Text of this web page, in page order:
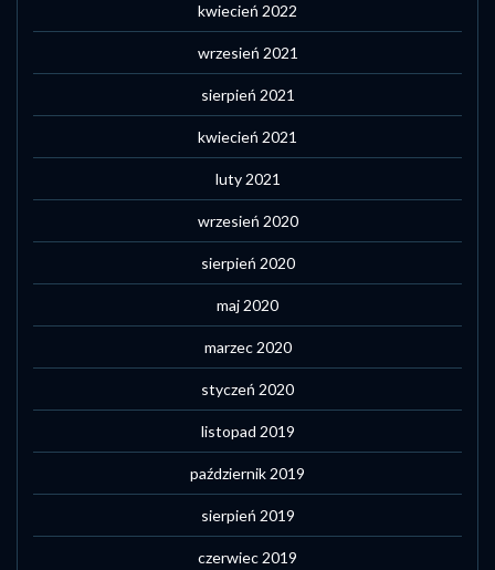
kwiecień 2022
wrzesień 2021
sierpień 2021
kwiecień 2021
luty 2021
wrzesień 2020
sierpień 2020
maj 2020
marzec 2020
styczeń 2020
listopad 2019
październik 2019
sierpień 2019
czerwiec 2019